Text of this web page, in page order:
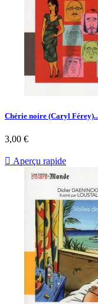
Chérie noire (Caryl
Prix
3,00 €
 Aperçu rapide